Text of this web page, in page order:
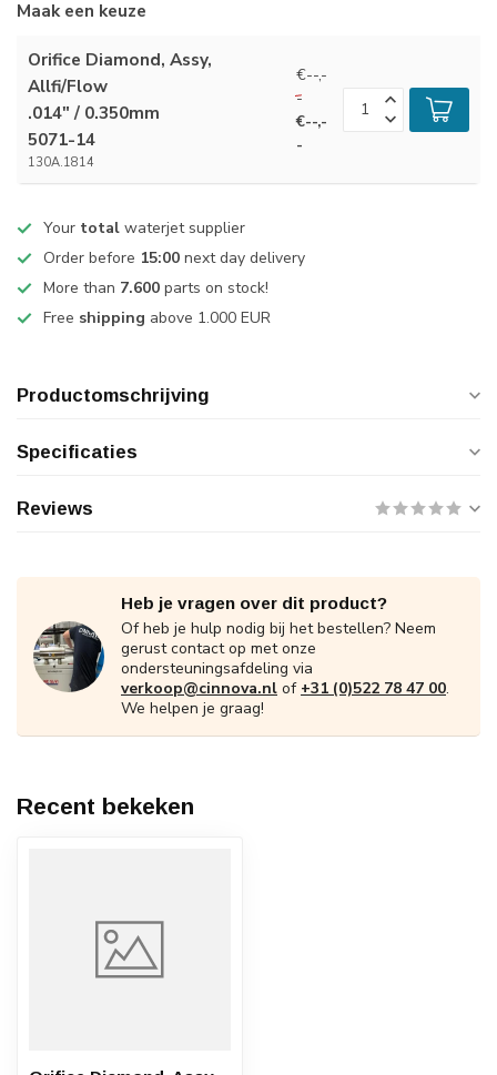
Maak een keuze
Orifice Diamond, Assy,
Allfi/Flow
.014" / 0.350mm
5071-14
130A.1814
€--,-
-
€--,-
-
Your total waterjet supplier
Order before 15:00 next day delivery
More than 7.600 parts on stock!
Free shipping above 1.000 EUR
Productomschrijving
Specificaties
Reviews
Heb je vragen over dit product?
Of heb je hulp nodig bij het bestellen? Neem
gerust contact op met onze
ondersteuningsafdeling via
verkoop@cinnova.nl of +31 (0)522 78 47 00.
We helpen je graag!
Recent bekeken